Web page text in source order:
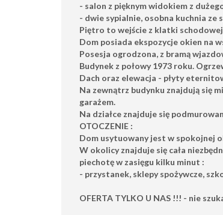
- salon z pięknym widokiem z
- dwie sypialnie, osobna kuchnia ze
Piętro to wejście z klatki
Dom posiada ekspozycje okien na
Posesja ogrodzona, z bramą
Budynek z połowy 1973 roku.
Dach oraz elewacja - płyty
Na zewnątrz budynku znajdują się
garażem.
Na działce znajduje się
OTOCZENIE :
Dom usytuowany jest w spokojnej
W okolicy znajduje się cała
piechotę w zasięgu kilku minut :
- przystanek, sklepy spożywcze,
OFERTA TYLKO U NAS !!! - nie